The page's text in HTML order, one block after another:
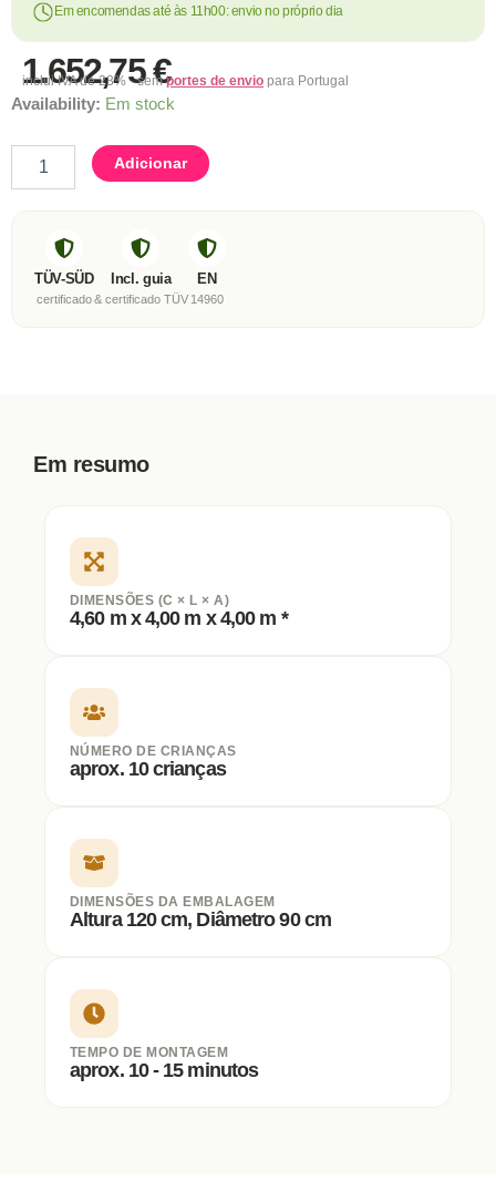
Em encomendas até às 11h00: envio no próprio dia
1.652,75€
inclui IVA de 23% · semportes de envio para Portugal
Availability: Em stock
Quantidade
Castelo
insuflável
Abelha
Adicionar
TÜV-SÜD
certificado
Incl. guia
& certificado TÜV
EN
14960
Em resumo
DIMENSÕES (C × L × A)
4,60 m x 4,00 m x 4,00 m *
NÚMERO DE CRIANÇAS
aprox. 10 crianças
DIMENSÕES DA EMBALAGEM
Altura 120 cm, Diâmetro 90 cm
TEMPO DE MONTAGEM
aprox. 10 - 15 minutos